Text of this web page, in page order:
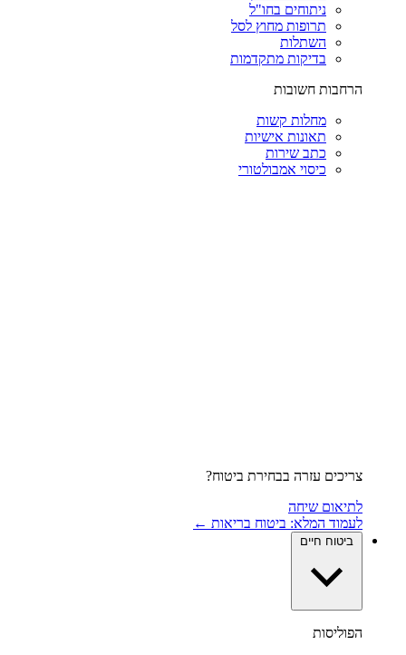
ניתוחים בחו"ל
תרופות מחוץ לסל
השתלות
בדיקות מתקדמות
הרחבות חשובות
מחלות קשות
תאונות אישיות
כתב שירות
כיסוי אמבולטורי
צריכים עזרה בבחירת ביטוח?
לתיאום שיחה
לעמוד המלא: ביטוח בריאות ←
ביטוח חיים
הפוליסות